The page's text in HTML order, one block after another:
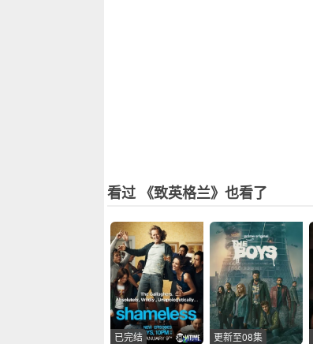
看过 《致英格兰》也看了
已完结 更新至08集